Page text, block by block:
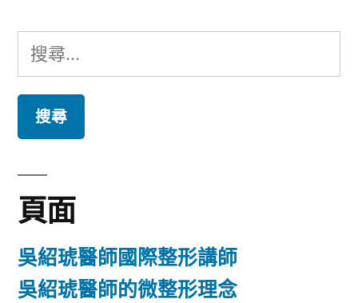
搜
尋
鍵
字:
頁面
吳紹琥醫師國際整形講師
吳紹琥醫師的微整形理念